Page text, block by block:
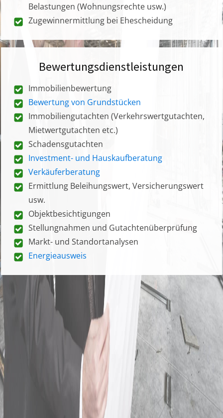
Belastungen (Wohnungsrechte usw.)
Zugewinnermittlung bei Ehescheidung
Bewertungsdienstleistungen
Immobilienbewertung
Bewertung von Grundstücken
Immobiliengutachten (Verkehrswertgutachten,
Mietwertgutachten etc.)
Schadensgutachten
Investment- und Hauskaufberatung
Verkäuferberatung
Ermittlung Beleihungswert, Versicherungswert
usw.
Objektbesichtigungen
Stellungnahmen und Gutachtenüberprüfung
Markt- und Standortanalysen
Energieausweis